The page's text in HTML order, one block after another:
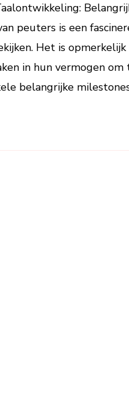
peuters is een
Het is opmerkelijk
in hun vermogen om
belangrijke